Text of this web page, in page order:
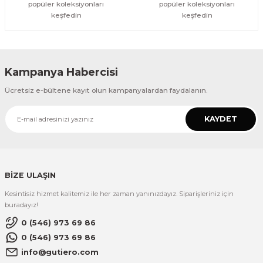
popüler koleksiyonları
keşfedin
popüler koleksiyonları
keşfedin
Kampanya Habercisi
Ücretsiz e-bültene kayıt olun kampanyalardan faydalanın.
KAYDET
BİZE ULAŞIN
Kesintisiz hizmet kalitemiz ile her zaman yanınızdayız. Siparişleriniz için
buradayız!
0 (546) 973 69 86
0 (546) 973 69 86
info@gutiero.com